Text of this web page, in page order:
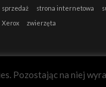
sprzedaż
strona internetowa
Xerox
zwierzęta
Pozostając na niej